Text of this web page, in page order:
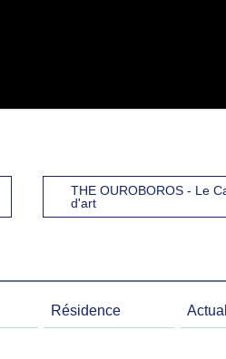
THE OUROBOROS - Le
d'art
Résidence